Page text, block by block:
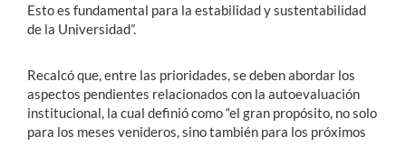
Esto es fundamental para la estabilidad y sustentabilidad
de la Universidad”.
Recalcó que, entre las prioridades, se deben abordar los
aspectos pendientes relacionados con la autoevaluación
institucional, la cual definió como “el gran propósito, no solo
para los meses venideros, sino también para los próximos